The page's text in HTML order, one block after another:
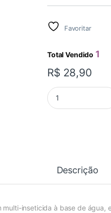
Favoritar
Total Vendido 1
R$ 28,90
ANTI-INSET
Descrição
multi-inseticida à base de